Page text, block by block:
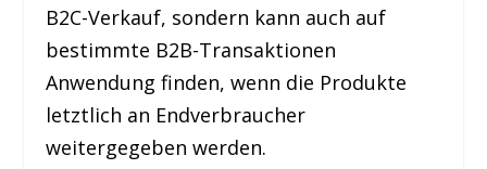
B2C-Verkauf, sondern kann auch auf
bestimmte B2B-Transaktionen
Anwendung finden, wenn die Produkte
letztlich an Endverbraucher
weitergegeben werden.